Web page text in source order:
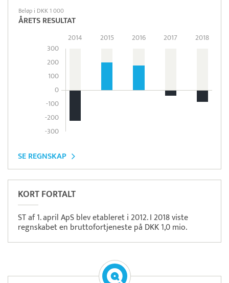
Beløp i DKK 1 000
ÅRETS RESULTAT
300
200
100
0
-100
-200
-300
2014 2015 2016 2017 2018
SE REGNSKAP
KORT FORTALT
ST af 1. april ApS blev etableret i 2012. I 2018 viste
regnskabet en bruttofortjeneste på DKK 1,0 mio.